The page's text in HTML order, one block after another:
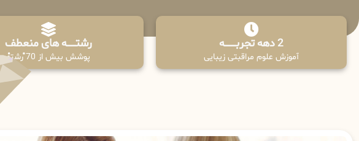
2 دهه تجربـــــــــه
آموزش علوم مراقبتی زیبایی
رشتـــــــه های منعطف
پوشش بیش از 70 رشته